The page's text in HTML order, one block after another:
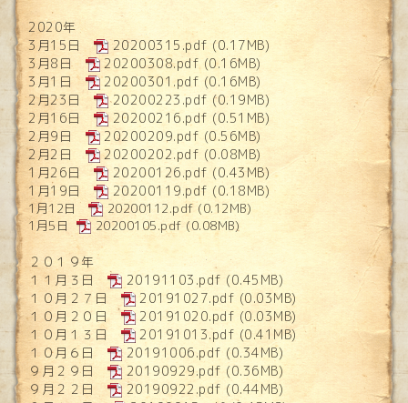
2020年
3月15日
20200315.pdf (0.17MB)
3月8日
20200308.pdf (0.16MB)
3月1日
20200301.pdf (0.16MB)
2月23日
20200223.pdf (0.19MB)
2月16日
20200216.pdf (0.51MB)
2月9日
20200209.pdf (0.56MB)
2月2日
20200202.pdf (0.08MB)
1月26日
20200126.pdf (0.43MB)
1月19日
20200119.pdf (0.18MB)
1月12日 20200112.pdf (0.12MB)
1月5日
20200105.pdf(0.08MB)
２０１９年
１１月３日
20191103.pdf (0.45MB)
１０月２７日
20191027.pdf (0.03MB)
１０月２０日
20191020.pdf (0.03MB)
１０月１３日
20191013.pdf (0.41MB)
１０月６日
20191006.pdf (0.34MB)
９月２９日
20190929.pdf (0.36MB)
９月２２日
20190922.pdf (0.44MB)